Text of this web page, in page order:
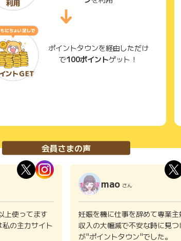
ポイントタウンを経由しただけ
で100ポイントゲット！
会員さまの声
上使ってます
の主力サイト
mao さん
妊娠を機に仕事を辞めて専業
収入の大幅減で不安な時に見
が"ポイントタウン"でした。